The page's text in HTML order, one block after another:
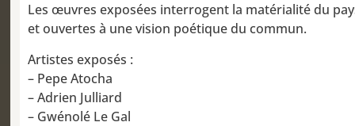
Les œuvres exposées interrogent la matérialité du
et ouvertes à une vision poétique du commun.
Artistes exposés :
– Pepe Atocha
– Adrien Julliard
– Gwénolé Le Gal